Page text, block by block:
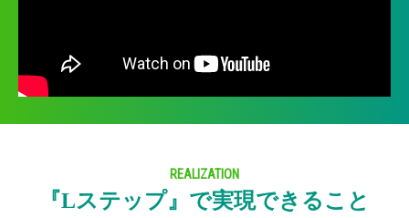
REALIZATION
『Lステップ』で実現できること